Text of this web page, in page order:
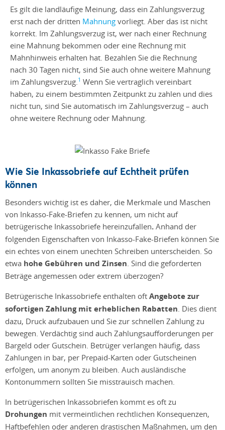
Es gilt die landläufige Meinung, dass ein Zahlungsverzug
erst nach der dritten Mahnung vorliegt. Aber das ist nicht
korrekt. Im Zahlungsverzug ist, wer nach einer Rechnung
eine Mahnung bekommen oder eine Rechnung mit
Mahnhinweis erhalten hat. Bezahlen Sie die Rechnung
nach 30 Tagen nicht, sind Sie auch ohne weitere Mahnung
im Zahlungsverzug. 1 Wenn Sie vertraglich vereinbart
haben, zu einem bestimmten Zeitpunkt zu zahlen und dies
nicht tun, sind Sie automatisch im Zahlungsverzug – auch
ohne weitere Rechnung oder Mahnung.
Wie Sie Inkassobriefe auf Echtheit prüfen
können
Besonders wichtig ist es daher, die Merkmale und Maschen
von Inkasso-Fake-Briefen zu kennen, um nicht auf
betrügerische Inkassobriefe hereinzufallen. Anhand der
folgenden Eigenschaften von Inkasso-Fake-Briefen können Sie
ein echtes von einem unechten Schreiben unterscheiden. So
etwa hohe Gebühren und Zinsen. Sind die geforderten
Beträge angemessen oder extrem überzogen?
Betrügerische Inkassobriefe enthalten oft Angebote zur
sofortigen Zahlung mit erheblichen Rabatten. Dies dient
dazu, Druck aufzubauen und Sie zur schnellen Zahlung zu
bewegen. Verdächtig sind auch Zahlungsaufforderungen per
Bargeld oder Gutschein. Betrüger verlangen häufig, dass
Zahlungen in bar, per Prepaid-Karten oder Gutscheinen
erfolgen, um anonym zu bleiben. Auch ausländische
Kontonummern sollten Sie misstrauisch machen.
In betrügerischen Inkassobriefen kommt es oft zu
Drohungen mit vermeintlichen rechtlichen Konsequenzen,
Haftbefehlen oder anderen drastischen Maßnahmen, um den